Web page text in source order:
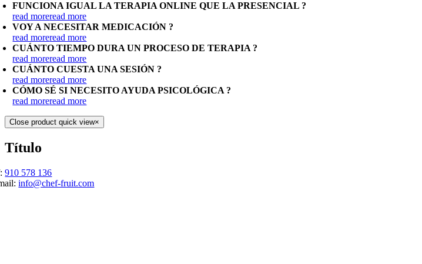
FUNCIONA IGUAL LA TERAPIA ONLINE QUE LA PRESENCIAL ?
read moreread more
VOY A NECESITAR MEDICACIÓN ?
read moreread more
CUÁNTO TIEMPO DURA UN PROCESO DE TERAPIA ?
read moreread more
CUÁNTO CUESTA UNA SESIÓN ?
read moreread more
CÓMO SÉ SI NECESITO AYUDA PSICOLÓGICA ?
read moreread more
Close product quick view×
Título
910 578 136
info@chef-fruit.com